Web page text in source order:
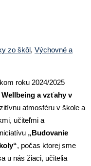
zo škôl, Výchovné a
roku 2024/2025
a vzťahy v
atmosféru v škole a
učiteľmi a
„Budovanie
“, počas ktorej sme
u nás žiaci, učitelia